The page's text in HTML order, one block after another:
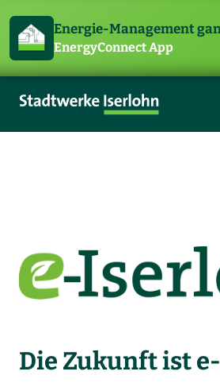
Energie-Management
EnergyConnect App
Die Zukunft ist